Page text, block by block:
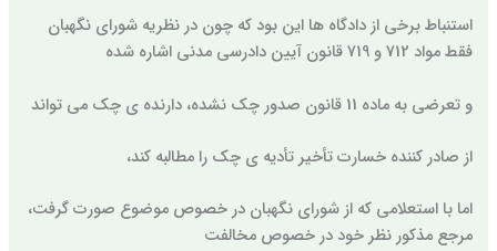
استنباط برخی از دادگاه ها این بود که چون در نظریه شورای نگهبان
فقط مواد 712 و 719 قانون آیین دادرسی مدنی اشاره شده
و تعرضی به ماده 11 قانون صدور چک نشده، دارنده ی چک می تواند
از صادر کننده خسارت تأخیر تأدیه ی چک را مطالبه کند،
اما با استعلامی که از شورای نگهبان در خصوص موضوع صورت گرفت،
مرجع مذکور نظر خود در خصوص مخالفت